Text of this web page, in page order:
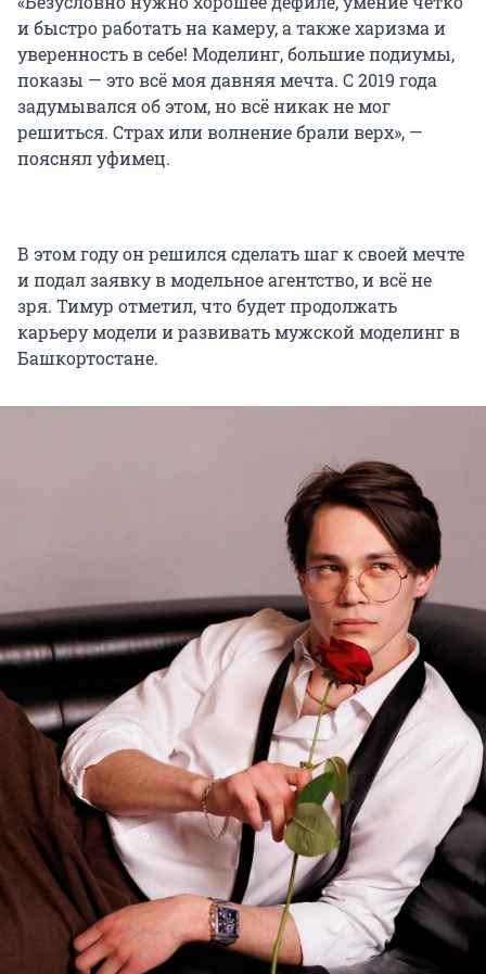
и быстро работать на камеру, а также харизма и
уверенность в себе! Моделинг, большие подиумы,
показы — это всё моя давняя мечта. С 2019 года
задумывался об этом, но всё никак не мог
решиться. Страх или волнение брали верх», —
пояснял уфимец.
В этом году он решился сделать шаг к своей мечте
и подал заявку в модельное агентство, и всё не
зря. Тимур отметил, что будет продолжать
карьеру модели и развивать мужской моделинг в
Башкортостане.